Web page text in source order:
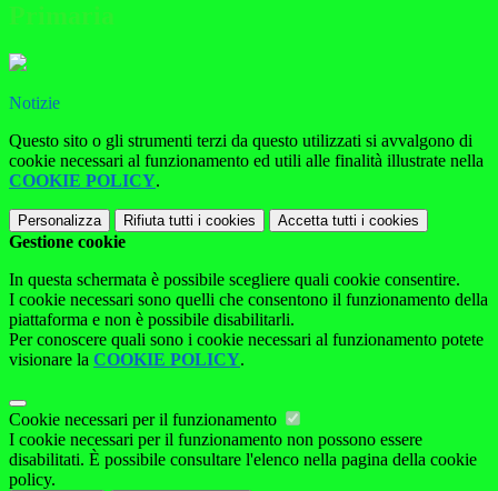
Primaria
Notizie
Questo sito o gli strumenti terzi da questo utilizzati si avvalgono di
cookie necessari al funzionamento ed utili alle finalità illustrate nella
COOKIE POLICY.
Personalizza Rifiuta tutti i cookies Accetta tutti i cookies
Gestione cookie
In questa schermata è possibile scegliere quali cookie consentire.
I cookie necessari sono quelli che consentono il funzionamento della
piattaforma e non è possibile disabilitarli.
Per conoscere quali sono i cookie necessari al funzionamento potete
visionare la COOKIE POLICY.
Cookie necessari per il funzionamento
I cookie necessari per il funzionamento non possono essere
disabilitati. È possibile consultare l'elenco nella pagina della cookie
policy.